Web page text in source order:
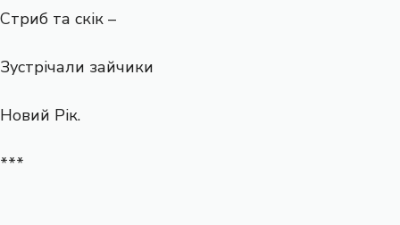
Стриб та скік –
Зустрічали зайчики
Новий Рік.
***